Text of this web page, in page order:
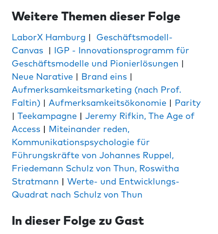
Weitere Themen dieser Folge
LaborX Hamburg | Geschäftsmodell-
Canvas | IGP - Innovationsprogramm für
Geschäftsmodelle und Pionierlösungen |
Neue Narative | Brand eins |
Aufmerksamkeitsmarketing (nach Prof.
Faltin) | Aufmerksamkeitsökonomie | Parity
| Teekampagne | Jeremy Rifkin, The Age of
Access | Miteinander reden,
Kommunikationspsychologie für
Führungskräfte von Johannes Ruppel,
Friedemann Schulz von Thun, Roswitha
Stratmann | Werte- und Entwicklungs-
Quadrat nach Schulz von Thun
In dieser Folge zu Gast